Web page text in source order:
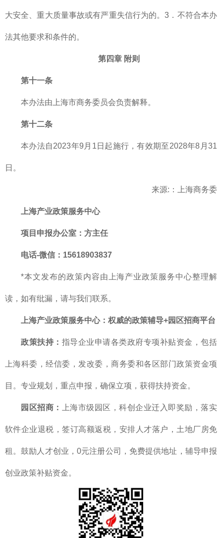
大安全、重大质量事故或有严重失信行为的。3．不符合本办
法其他要求和条件的。
第四章 附则
第十一条
本办法由上海市商务委员会负责解释。
第十二条
本办法自2023年9月1日起施行，有效期至2028年8月31
日。
来源:：上海商务委
上海产业政策服务中心
项目申报办公室：方主任
电话-微信：15618903837
*本文发布的政策内容由上海产业政策服务中心整理解
读，如有纰漏，请与我们联系。
上海产业政策服务中心： 权威的政策辅导+园区招商平台
政策扶持： 指导企业申请各类政府专项补贴资金，包括
上海科委，经信委，发改委，商务委和各区部门政策资金项
目。专业规划，重点申报，确保立项，获得扶持资金。
园区招商： 上海市级园区，科创企业迁入即奖励，落实
软件企业退税，签订高额返税，安排人才落户，土地厂房免
租。鼓励人才创业，0元注册公司，免费提供地址，辅导申报
创业政策补贴资金。